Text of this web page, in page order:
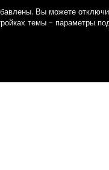
Вы можете
темы - параметры